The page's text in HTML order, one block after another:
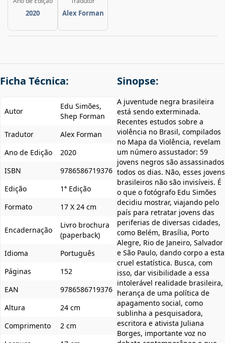
2020 Alex Forman
Ficha Técnica:
Autor
Edu Simões,
Shep Forman
Tradutor
Alex Forman
Ano de Edição
2020
ISBN
9786586719376
Edição
1ª Edição
Formato
17 X 24 cm
Encadernação
Livro brochura
(paperback)
Idioma
Português
Páginas
152
EAN
9786586719376
Altura
24 cm
Comprimento
2 cm
Sinopse:
A juventude negra brasileira
está sendo exterminada.
Recentes estudos sobre a
violência no Brasil, compilados
no Mapa da Violência, revelam
um número assustador: 59
jovens negros são assassinados
todos os dias. Não, esses jovens
brasileiros não são invisíveis. É
o que o fotógrafo Edu Simões
decidiu mostrar, viajando pelo
país para retratar jovens das
periferias de diversas cidades,
como Belém, Brasília, Porto
Alegre, Rio de Janeiro, Salvador
e São Paulo, dando corpo a esta
cruel estatística. Busca, com
isso, dar visibilidade a essa
intolerável realidade brasileira,
herança de uma política de
apagamento social, como
sublinha a pesquisadora,
escritora e ativista Juliana
Borges, importante voz no